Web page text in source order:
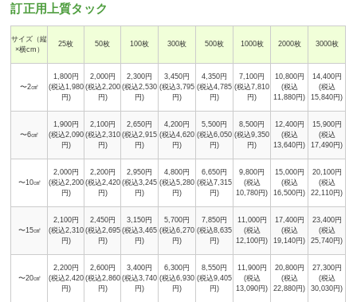
訂正用上質タック
サイズ（縦
×横cm）
25枚 50枚 100枚 300枚 500枚 1000枚 2000枚 3000枚
〜2㎠
1,800円
(税込1,980
円)
2,000円
(税込2,200
円)
2,300円
(税込2,530
円)
3,450円
(税込3,795
円)
4,350円
(税込4,785
円)
7,100円
(税込7,810
円)
10,800円
(税込
11,880円)
14,400円
(税込
15,840円)
〜6㎠
1,900円
(税込2,090
円)
2,100円
(税込2,310
円)
2,650円
(税込2,915
円)
4,200円
(税込4,620
円)
5,500円
(税込6,050
円)
8,500円
(税込9,350
円)
12,400円
(税込
13,640円)
15,900円
(税込
17,490円)
〜10㎠
2,000円
(税込2,200
円)
2,200円
(税込2,420
円)
2,950円
(税込3,245
円)
4,800円
(税込5,280
円)
6,650円
(税込7,315
円)
9,800円
(税込
10,780円)
15,000円
(税込
16,500円)
20,100円
(税込
22,110円)
〜15㎠
2,100円
(税込2,310
円)
2,450円
(税込2,695
円)
3,150円
(税込3,465
円)
5,700円
(税込6,270
円)
7,850円
(税込8,635
円)
11,000円
(税込
12,100円)
17,400円
(税込
19,140円)
23,400円
(税込
25,740円)
〜20㎠
2,200円
(税込2,420
円)
2,600円
(税込2,860
円)
3,400円
(税込3,740
円)
6,300円
(税込6,930
円)
8,550円
(税込9,405
円)
11,900円
(税込
13,090円)
20,800円
(税込
22,880円)
27,300円
(税込
30,030円)